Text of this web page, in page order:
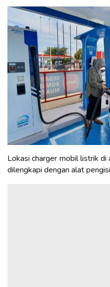
Lokasi charger mobil listrik di
dilengkapi dengan alat